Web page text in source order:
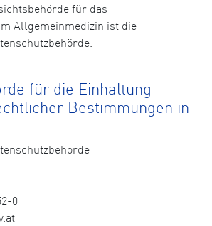
für das
Allgemeinmedizin ist die
für die Einhaltung
Bestimmungen in
0